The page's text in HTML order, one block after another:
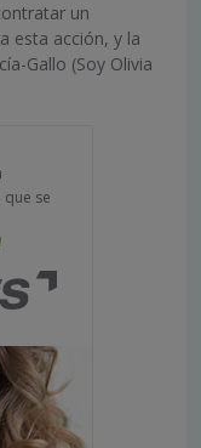
un
esta acción, y la
Gallo (Soy Olivia
se